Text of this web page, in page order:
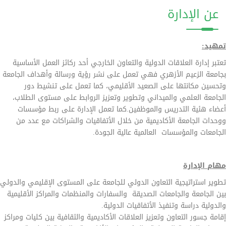
عن الإدارة
تمهيد:
تعتبر إدارة العلاقات الدولية والتعاون الخارجي أحد ركائز العمل الأساسية
بجامعة الزعيم الأزهري فهي تعمل على نشر رؤية ورسالة وأهداف الجامعة
وتحسين مكانتها على الصعيد الأقليمي، كما تعمل على تنشيط دور
الجامعة العلمي والميداني وتطوير وتعزيز الروابط على مستوى الطلاب،
أعضاء هئية التدريس والموظفين.كما تعمل الإدارة على ربط مؤسسات
ووحدات الجامعة الأكاديمية من خلال الأتفاقيات والشراكات مع عدد من
الجامعات والمؤسسات العالمية عالية الجودة.
مهام الإدارة
تطوير استراتيجية التعاون الدولي للجامعة على المستوى الإقليمي والدولي
بين الجامعة والجامعات الصديقة والسفارات والمنظمات والمراكز الأقليمية
والدولية دراسة وتنفيذ الأتفاقيات الدولية.
إقامة جسور التعاون وتعزيز العلاقات الأكاديمية والثقافية بين كليات ومراكز